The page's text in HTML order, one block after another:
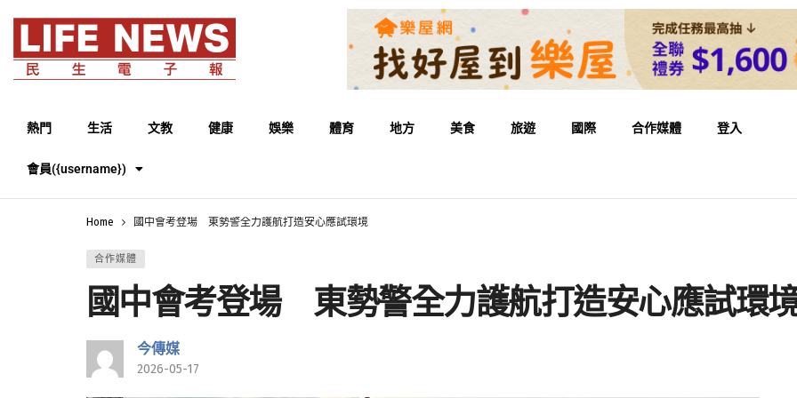
熱門 生活 文教 健康 娛樂 體育 地方 美食 旅遊 國際 合作媒體 登入
會員({username})
Home 國中會考登場 東勢警全力護航打造安心應試環境
合作媒體
國中會考登場 東勢警全力護航打造安心應試環
今傳媒
2026-05-17